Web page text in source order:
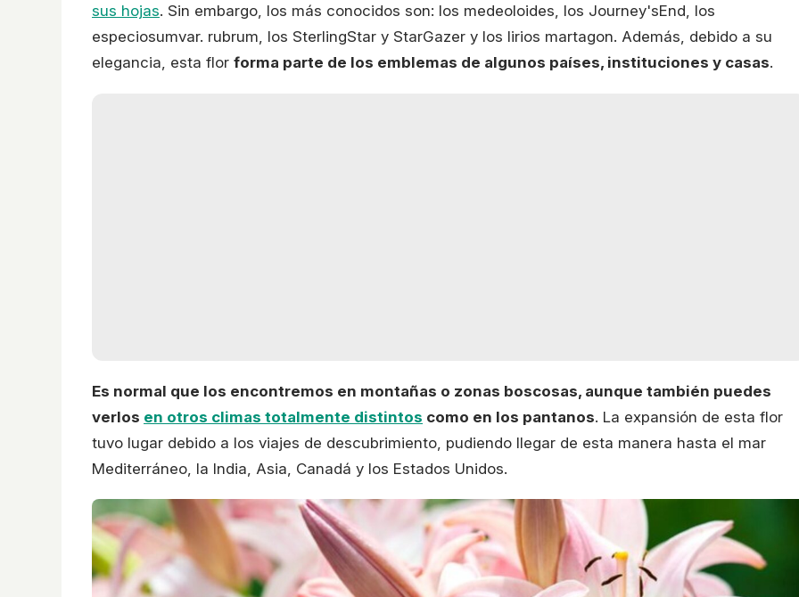
sus hojas. Sin embargo, los más conocidos son: los medeoloides, los Journey'sEnd, los
especiosumvar. rubrum, los SterlingStar y StarGazer y los lirios martagon. Además, debido a su
elegancia, esta flor forma parte de los emblemas de algunos países, instituciones y casas.
Es normal que los encontremos en montañas o zonas boscosas, aunque también puedes
verlos en otros climas totalmente distintos como en los pantanos. La expansión de esta flor
tuvo lugar debido a los viajes de descubrimiento, pudiendo llegar de esta manera hasta el mar
Mediterráneo, la India, Asia, Canadá y los Estados Unidos.